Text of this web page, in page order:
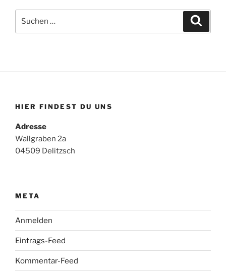
nach:
HIER FINDEST DU UNS
Adresse
Wallgraben 2a
04509 Delitzsch
META
Anmelden
Eintrags-Feed
Kommentar-Feed